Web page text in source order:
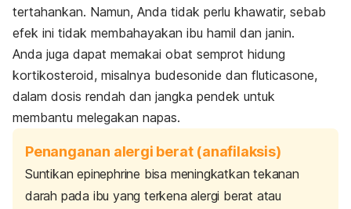
tertahankan. Namun, Anda tidak perlu khawatir, sebab
efek ini tidak membahayakan ibu hamil dan janin.
Anda juga dapat memakai obat semprot hidung
kortikosteroid, misalnya budesonide dan fluticasone,
dalam dosis rendah dan jangka pendek untuk
membantu melegakan napas.
Penanganan alergi berat (anafilaksis)
Suntikan epinephrine bisa meningkatkan tekanan
darah pada ibu yang terkena alergi berat atau